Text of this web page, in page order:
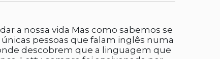
a nossa vida Mas como sabemos se
únicas pessoas que falam inglês numa
descobrem que a linguagem que